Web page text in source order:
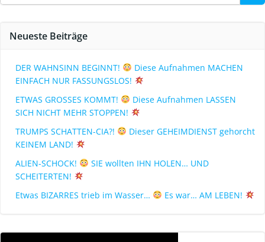
Neueste Beiträge
DER WAHNSINN BEGINNT!
Diese Aufnahmen MACHEN
EINFACH NUR FASSUNGSLOS!
ETWAS GROSSES KOMMT!
Diese Aufnahmen LASSEN
SICH NICHT MEHR STOPPEN!
TRUMPS SCHATTEN-CIA?!
Dieser GEHEIMDIENST gehorcht
KEINEM LAND!
ALIEN-SCHOCK!
SIE wollten IHN HOLEN… UND
SCHEITERTEN!
Etwas BIZARRES trieb im Wasser…
Es war… AM LEBEN!